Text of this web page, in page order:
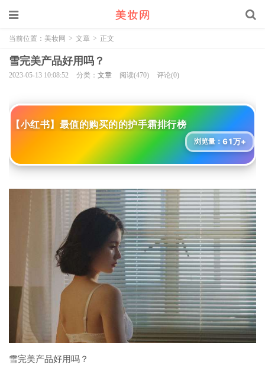
当前位置： 美妆网 > 文章 > 正文
雪完美产品好用吗？
2023-05-13 10:08:52 分类： 文章 阅读(470) 评论(0)
【小红书】最值的购买的的护手霜排行榜
浏览量：61万+
雪完美产品好用吗？